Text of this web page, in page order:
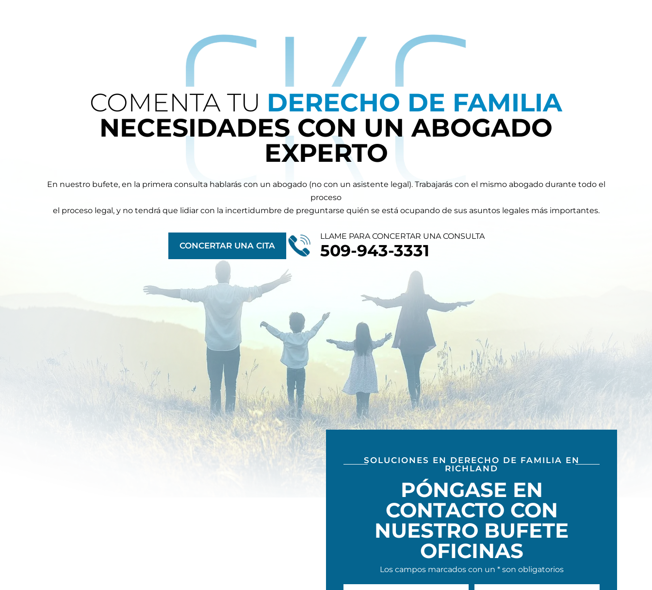
COMENTA TU DERECHO DE FAMILIA
NECESIDADES CON UN ABOGADO
EXPERTO
En nuestro bufete, en la primera consulta hablarás con un abogado (no con un asistente legal). Trabajarás con el mismo abogado durante todo el
proceso
el proceso legal, y no tendrá que lidiar con la incertidumbre de preguntarse quién se está ocupando de sus asuntos legales más importantes.
CONCERTAR UNA CITA
LLAME PARA CONCERTAR UNA CONSULTA
509-943-3331
SOLUCIONES EN DERECHO DE FAMILIA EN
RICHLAND
PÓNGASE EN
CONTACTO CON
NUESTRO BUFETE
OFICINAS
Los campos marcados con un * son obligatorios